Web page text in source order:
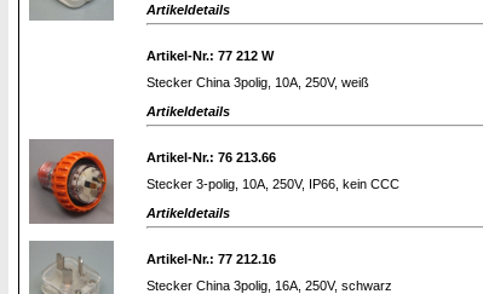
Artikeldetails
Artikel-Nr.: 77 212 W
Stecker China 3polig, 10A, 250V, weiß
Artikeldetails
Artikel-Nr.: 76 213.66
Stecker 3-polig, 10A, 250V, IP66, kein CCC
Artikeldetails
Artikel-Nr.: 77 212.16
Stecker China 3polig, 16A, 250V, schwarz